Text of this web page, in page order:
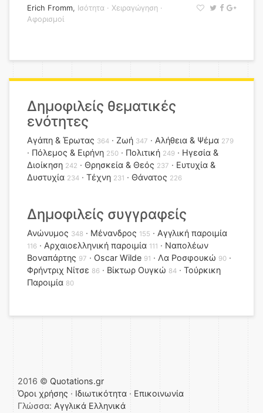
Erich Fromm, Ισότητα · Χειραγώγηση ·
Αφορισμοί
Δημοφιλείς θεματικές
ενότητες
Αγάπη & Έρωτας 364 Ζωή 347 Αλήθεια & Ψέμα 279
Πόλεμος & Ειρήνη 250 Πολιτική 249
Ηγεσία &
Διοίκηση 242 Θρησκεία & Θεός 237
Ευτυχία &
Δυστυχία 234 Τέχνη 231 Θάνατος 226
Δημοφιλείς συγγραφείς
Ανώνυμος 348 Μένανδρος 155 Αγγλική παροιμία
116 Αρχαιοελληνική παροιμία 111
Ναπολέων
Βοναπάρτης 97 Oscar Wilde 91 Λα Ροσφουκώ 90
Φρήντριχ Νίτσε 86 Βίκτωρ Ουγκώ 84
Τούρκικη
Παροιμία 80
2016 © Quotations.gr
Όροι χρήσης · Ιδιωτικότητα · Επικοινωνία
Γλώσσα: Αγγλικά Ελληνικά